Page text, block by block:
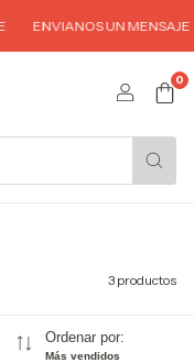
ENVIANOS UN MENSAJE
0
3 productos
Ordenar por:
Más vendidos